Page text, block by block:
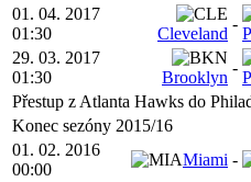
01. 04. 2017
01:30
Cleveland
-
29. 03. 2017
01:30
Brooklyn
-
Přestup z Atlanta Hawks do
Konec sezóny 2015/16
01. 02. 2016
00:00
Miami -